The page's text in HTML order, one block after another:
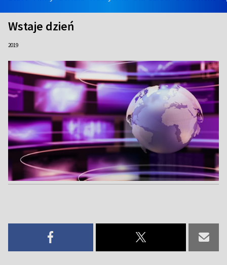
Wstaje dzień
2019